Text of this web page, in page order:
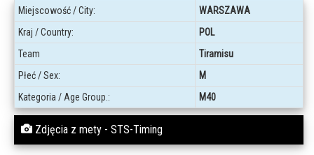
Miejscowość / City:
WARSZAWA
Kraj / Country:
POL
Team
Tiramisu
Płeć / Sex:
M
Kategoria / Age Group.:
M40
Zdjęcia z mety - STS-Timing